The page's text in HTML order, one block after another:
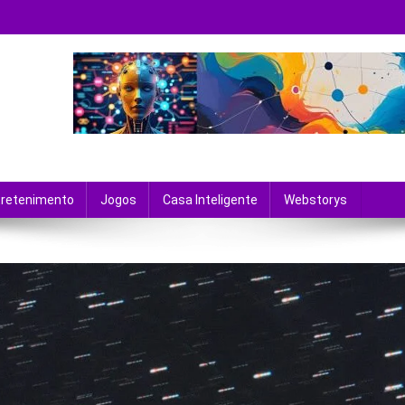
Jogos Casa Inteligente Webstorys